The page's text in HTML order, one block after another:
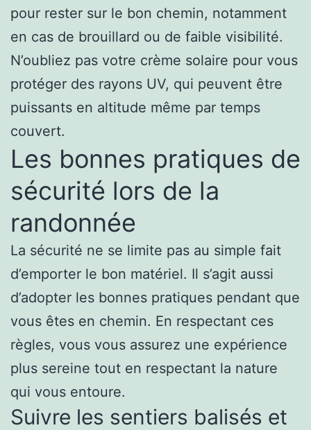
pour rester sur le bon chemin, notamment
en cas de brouillard ou de faible visibilité.
N’oubliez pas votre crème solaire pour vous
protéger des rayons UV, qui peuvent être
puissants en altitude même par temps
couvert.
Les bonnes pratiques de
sécurité lors de la
randonnée
La sécurité ne se limite pas au simple fait
d’emporter le bon matériel. Il s’agit aussi
d’adopter les bonnes pratiques pendant que
vous êtes en chemin. En respectant ces
règles, vous vous assurez une expérience
plus sereine tout en respectant la nature
qui vous entoure.
Suivre les sentiers balisés et